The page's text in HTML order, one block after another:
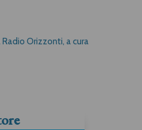
Orizzonti, a cura